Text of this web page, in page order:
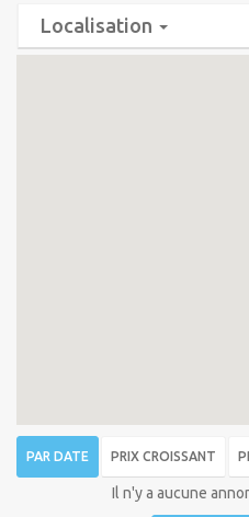
Localisation
PAR DATE PRIX CROISSANT
Il n'y a aucune